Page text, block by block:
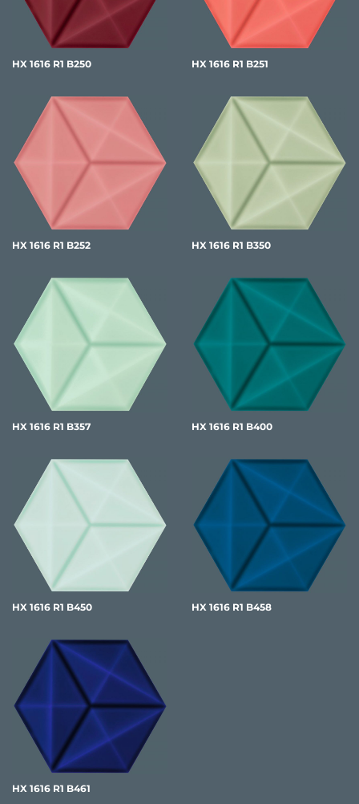
HX 1616 R1 B250 HX 1616 R1 B251
HX 1616 R1 B252 HX 1616 R1 B350
HX 1616 R1 B357 HX 1616 R1 B400
HX 1616 R1 B450 HX 1616 R1 B458
HX 1616 R1 B461